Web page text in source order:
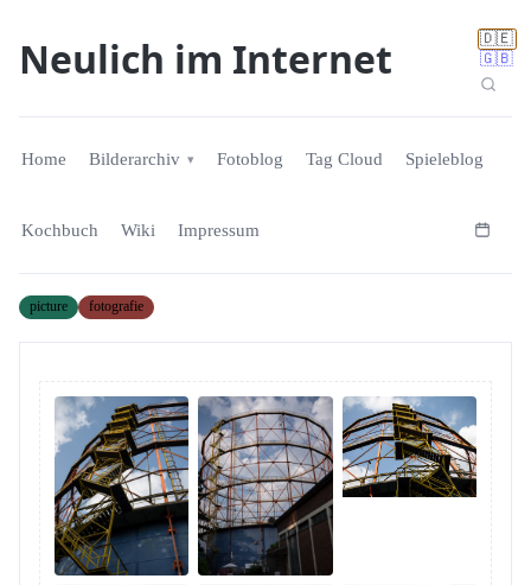
🇩🇪
🇬🇧
Neulich im Internet
Home Bilderarchiv Fotoblog Tag Cloud Spieleblog
Kochbuch Wiki Impressum
picture fotografie